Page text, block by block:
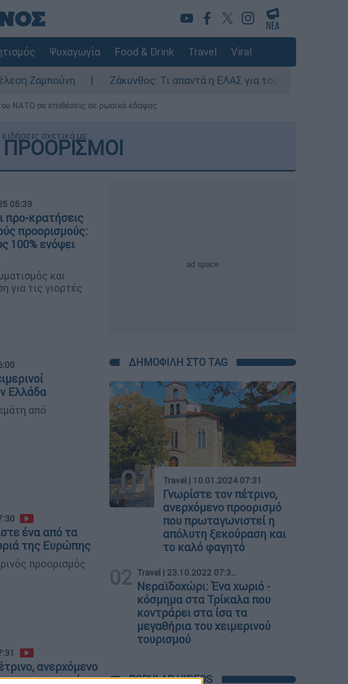
Ψυχαγωγία Food & Drink Travel Viral
Ζάκυνθος: Τι απαντά η ΕΛΑΣ για τους 8 βιασμούς τουριστριών -
ΝΑΤΟ σε επιθέσεις σε ρωσικό έδαφος
σχετικά με:
ΠΡΟΟΡΙΣΜΟΙ
05:33
προ-κρατήσεις
προορισμούς:
100% ενόψει
και
για τις γιορτές
Ελλάδα
από
ένα από τα
της Ευρώπης
προορισμός
ανερχόμενο
η
ΔΗΜΟΦΙΛΗ ΣΤΟ TAG
01 Travel | 10.01.2024 07:31
Γνωρίστε τον πέτρινο,
ανερχόμενο προορισμό
που πρωταγωνιστεί η
απόλυτη ξεκούραση και
το καλό φαγητό
02 Travel | 23.10.2022 07:30
Νεραϊδοχώρι: Ένα χωριό -
κόσμημα στα Τρίκαλα που
κοντράρει στα ίσα τα
μεγαθήρια του χειμερινού
τουρισμού
POPULAR VIDEOS